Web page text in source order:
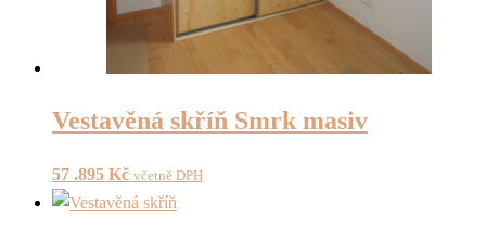
Vestavěná skříň Smrk masiv
57 .895 Kč včetně DPH